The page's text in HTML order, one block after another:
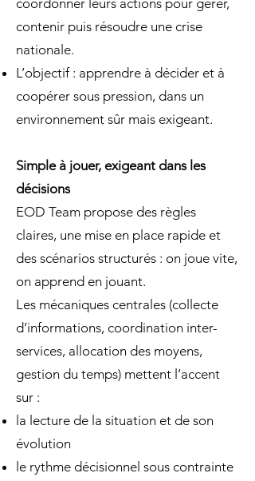
contenir puis résoudre une crise
nationale.
L’objectif : apprendre à décider et à
coopérer sous pression, dans un
environnement sûr mais exigeant.
Simple à jouer, exigeant dans les
décisions
EOD Team propose des règles
claires, une mise en place rapide et
des scénarios structurés : on joue vite,
on apprend en jouant.
Les mécaniques centrales (collecte
d’informations, coordination inter-
services, allocation des moyens,
gestion du temps) mettent l’accent
sur :
la lecture de la situation et de son
évolution
le rythme décisionnel sous contrainte